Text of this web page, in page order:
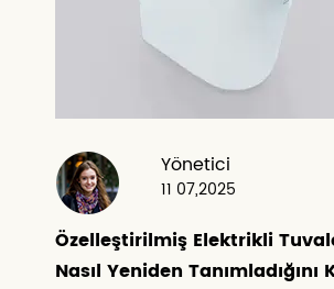
Yönetici
11 07,2025
Özelleştirilmiş Elektrikli
Nasıl Yeniden Tanımladığını